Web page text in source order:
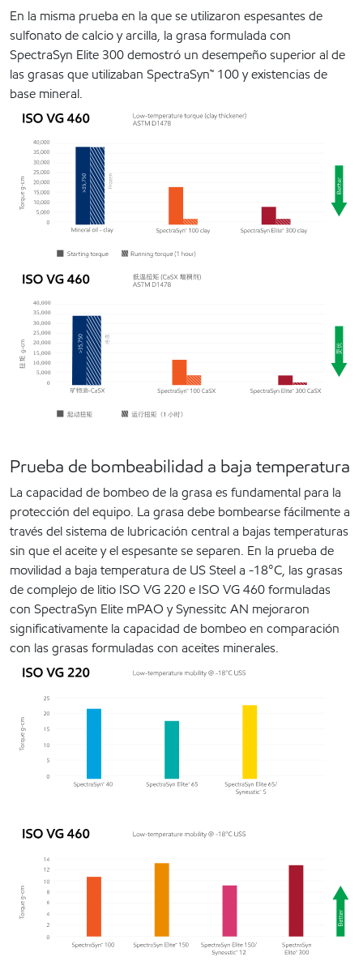
En la misma prueba en la que se utilizaron espesantes de
sulfonato de calcio y arcilla, la grasa formulada con
SpectraSyn Elite 300 demostró un desempeño superior al de
las grasas que utilizaban SpectraSyn™ 100 y existencias de
base mineral.
Prueba de bombeabilidad a baja temperatura
La capacidad de bombeo de la grasa es fundamental para la
protección del equipo. La grasa debe bombearse fácilmente a
través del sistema de lubricación central a bajas temperaturas
sin que el aceite y el espesante se separen. En la prueba de
movilidad a baja temperatura de US Steel a -18°C, las grasas
de complejo de litio ISO VG 220 e ISO VG 460 formuladas
con SpectraSyn Elite mPAO y Synessitc AN mejoraron
significativamente la capacidad de bombeo en comparación
con las grasas formuladas con aceites minerales.